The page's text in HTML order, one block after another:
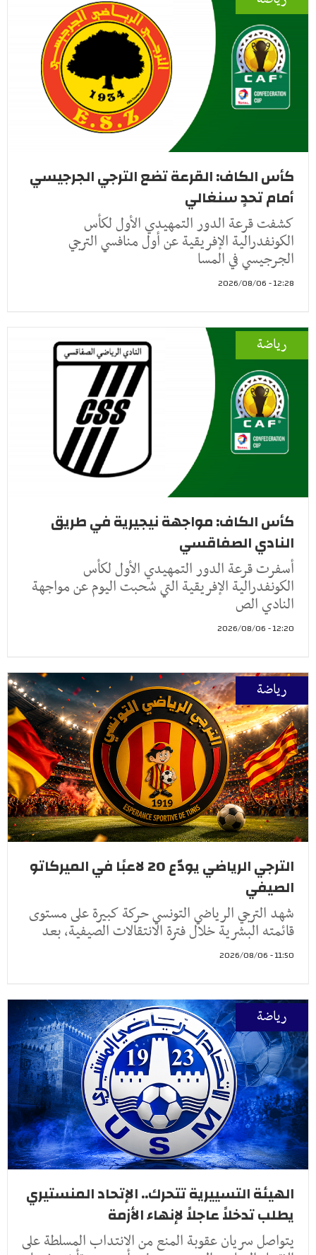
كأس الكاف: القرعة تضع الترجي الجرجيسي
أمام تحدٍ سنغالي
كشفت قرعة الدور التمهيدي الأول لكأس
الكونفدرالية الإفريقية عن أول منافسي الترجي
الجرجيسي في المسا
12:28 - 2026/08/06
رياضة
كأس الكاف: مواجهة نيجيرية في طريق
النادي الصفاقسي
أسفرت قرعة الدور التمهيدي الأول لكأس
الكونفدرالية الإفريقية التي سُحبت اليوم عن مواجهة
النادي الص
12:20 - 2026/08/06
رياضة
الترجي الرياضي يودّع 20 لاعبًا في الميركاتو
الصيفي
شهد الترجي الرياضي التونسي حركة كبيرة على مستوى
قائمته البشرية خلال فترة الانتقالات الصيفية، بعد
11:50 - 2026/08/06
رياضة
الهيئة التسييرية تتحرك.. الإتحاد المنستيري
يطلب تدخلاً عاجلاً لإنهاء الأزمة
يتواصل سريان عقوبة المنع من الانتداب المسلطة على